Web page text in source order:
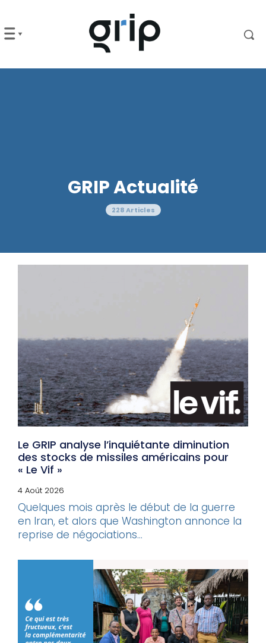
GRIP Actualité
228 Articles
Le GRIP analyse l’inquiétante diminution
des stocks de missiles américains pour
« Le Vif »
4 Août 2026
Quelques mois après le début de la guerre
en Iran, et alors que Washington annonce la
reprise de négociations...